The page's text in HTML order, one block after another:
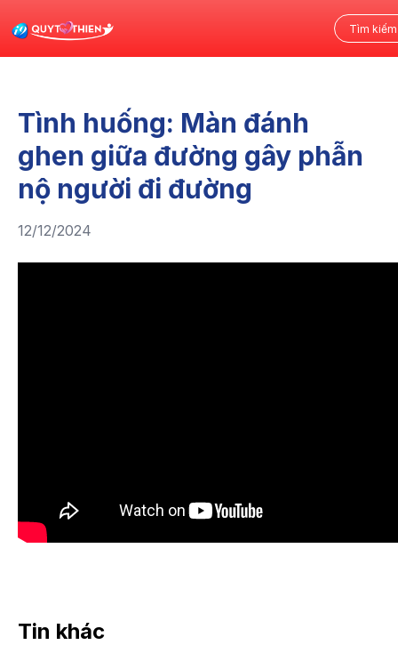
Tình huống: Màn đánh
ghen giữa đường gây phẫn
nộ người đi đường
12/12/2024
Tin khác